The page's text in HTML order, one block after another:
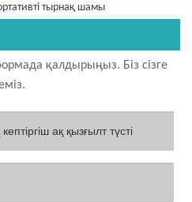
тырнақ шамы
қалдырыңыз. Біз сізге